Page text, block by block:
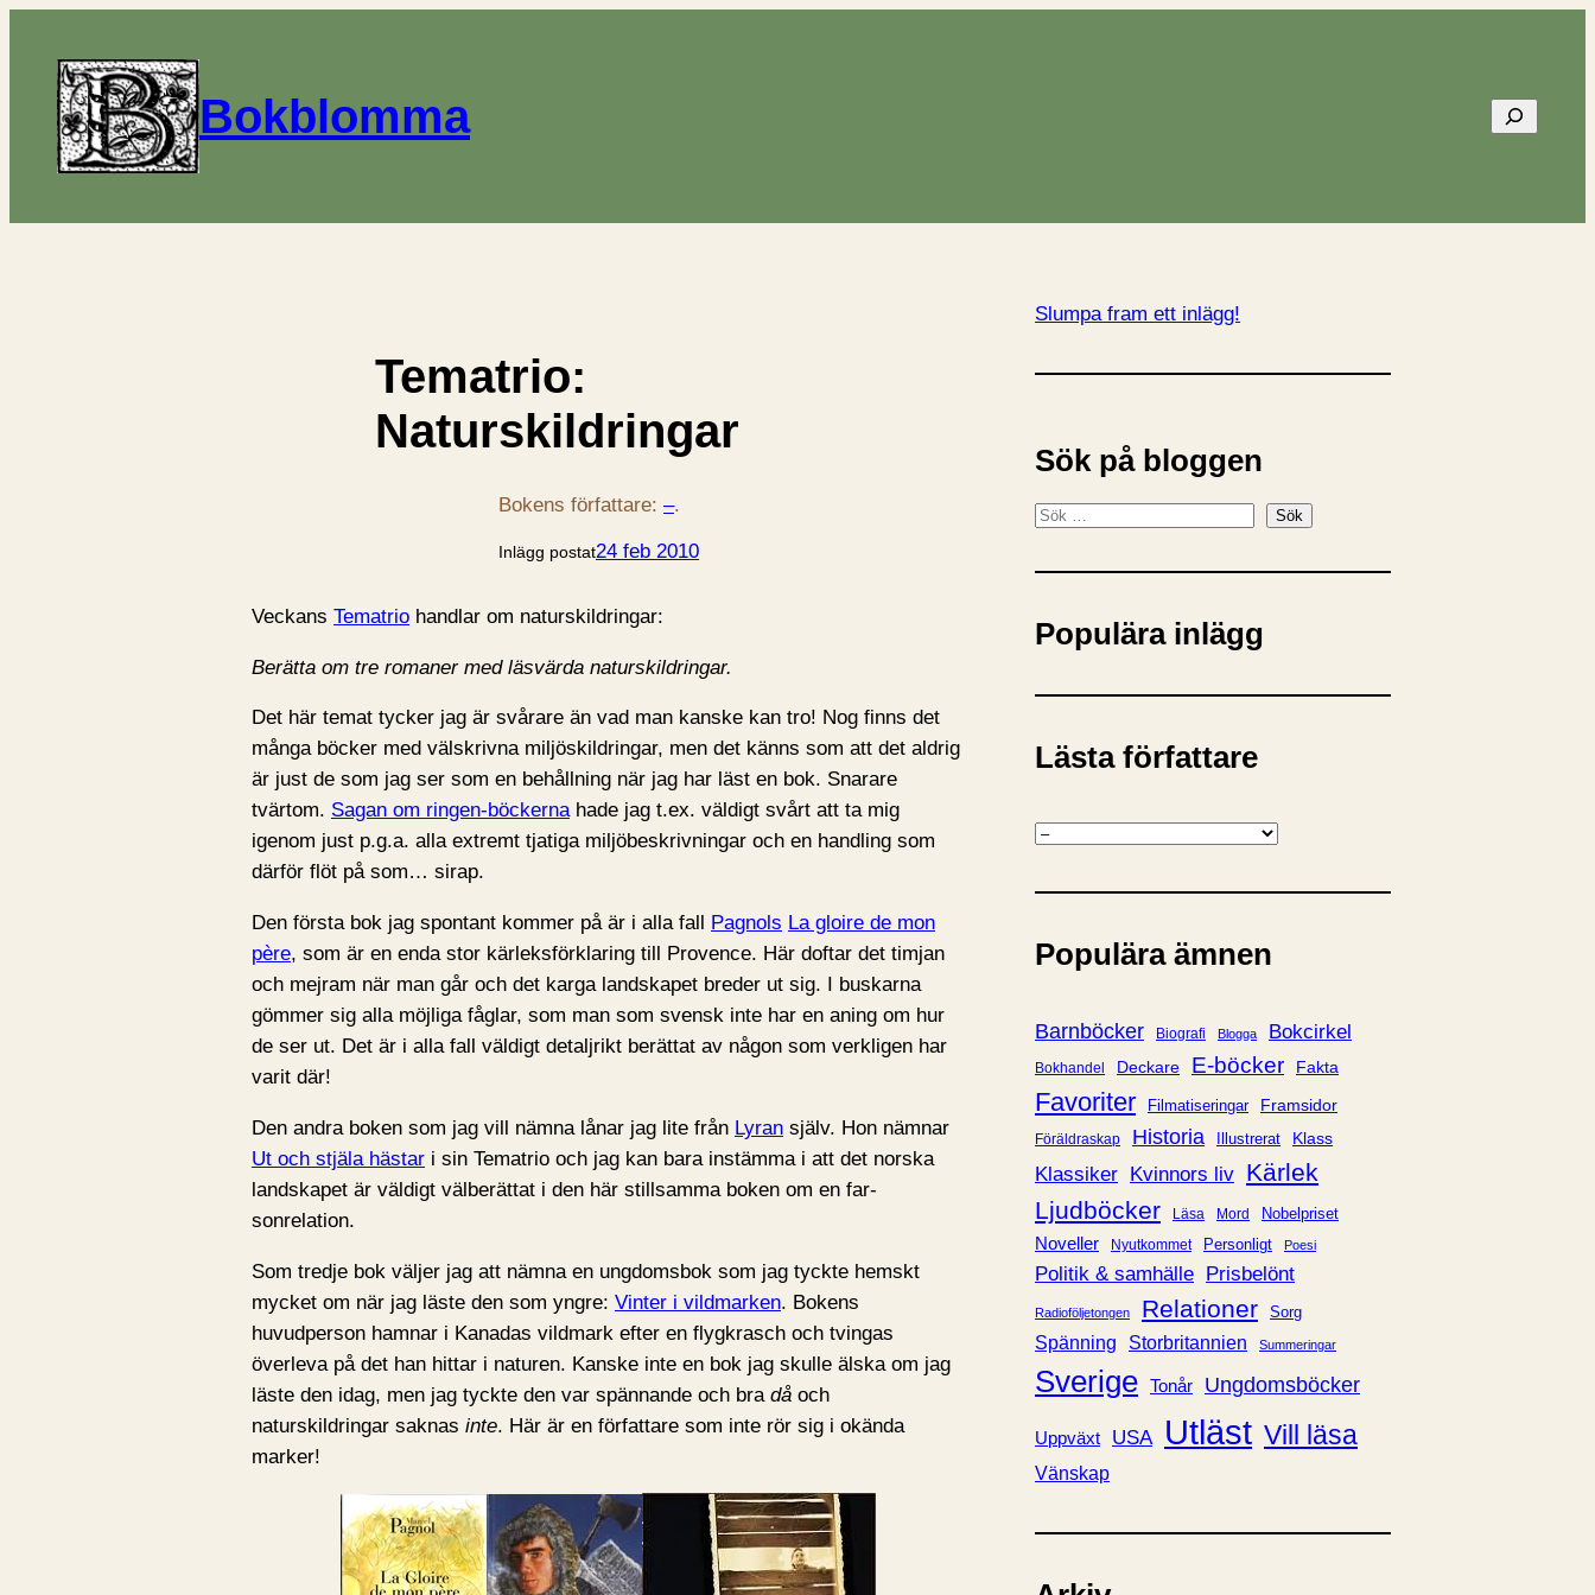
Bokblomma Sök
Tematrio:
Naturskildringar
Bokens författare: –.
Inlägg postat24 feb 2010
Veckans Tematrio handlar om naturskildringar:
Berätta om tre romaner med läsvärda naturskildringar.
Det här temat tycker jag är svårare än vad man kanske kan tro! Nog finns det
många böcker med välskrivna miljöskildringar, men det känns som att det aldrig
är just de som jag ser som en behållning när jag har läst en bok. Snarare
tvärtom. Sagan om ringen-böckernahade jag t.ex. väldigt svårt att ta mig
igenom just p.g.a. alla extremt tjatiga miljöbeskrivningar och en handling som
därför flöt på som… sirap.
Den första bok jag spontant kommer på är i alla fall Pagnols La gloire de mon
père, som är en enda stor kärleksförklaring till Provence. Här doftar det timjan
och mejram när man går och det karga landskapet breder ut sig. I buskarna
gömmer sig alla möjliga fåglar, som man som svensk inte har en aning om hur
de ser ut. Det är i alla fall väldigt detaljrikt berättat av någon som verkligen har
varit där!
Den andra boken som jag vill nämna lånar jag lite från Lyran själv. Hon nämnar
Ut och stjäla hästar i sin Tematrio och jag kan bara instämma i att det norska
landskapet är väldigt välberättat i den här stillsamma boken om en far-
sonrelation.
Som tredje bok väljer jag att nämna en ungdomsbok som jag tyckte hemskt
mycket om när jag läste den som yngre: Vinter i vildmarken. Bokens
huvudperson hamnar i Kanadas vildmark efter en flygkrasch och tvingas
överleva på det han hittar i naturen. Kanske inte en bok jag skulle älska om jag
läste den idag, men jag tyckte den var spännande och bra då och
naturskildringar saknas inte. Här är en författare som inte rör sig i okända
marker!
Slumpa fram ett inlägg!
Sök på bloggen
S
k
Sök
Populära inlägg
Lästa författare
K
t
g
i
e
r
Populära ämnen
Barnböcker Biografi Blogga Bokcirkel
Bokhandel Deckare E-böcker Fakta
Favoriter Filmatiseringar Framsidor
Föräldraskap Historia Illustrerat Klass
Klassiker Kvinnors liv Kärlek
Ljudböcker
Läsa Mord Nobelpriset
Noveller Nyutkommet Personligt Poesi
Politik & samhälle Prisbelönt
Radioföljetongen Relationer Sorg
Spänning Storbritannien Summeringar
Sverige Tonår Ungdomsböcker
Uppväxt USA Utläst Vill läsa
Vänskap